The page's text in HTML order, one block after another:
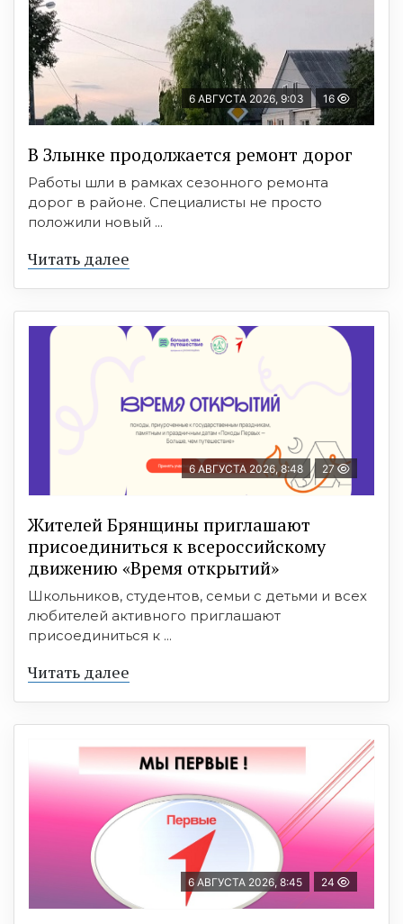
6 АВГУСТА 2026, 9:03 16
В Злынке продолжается ремонт дорог
Работы шли в рамках сезонного ремонта
дорог в районе. Специалисты не просто
положили новый ...
Читать далее
6 АВГУСТА 2026, 8:48 27
Жителей Брянщины приглашают
присоединиться к всероссийскому
движению «Время открытий»
Школьников, студентов, семьи с детьми и всех
любителей активного приглашают
присоединиться к ...
Читать далее
6 АВГУСТА 2026, 8:45 24